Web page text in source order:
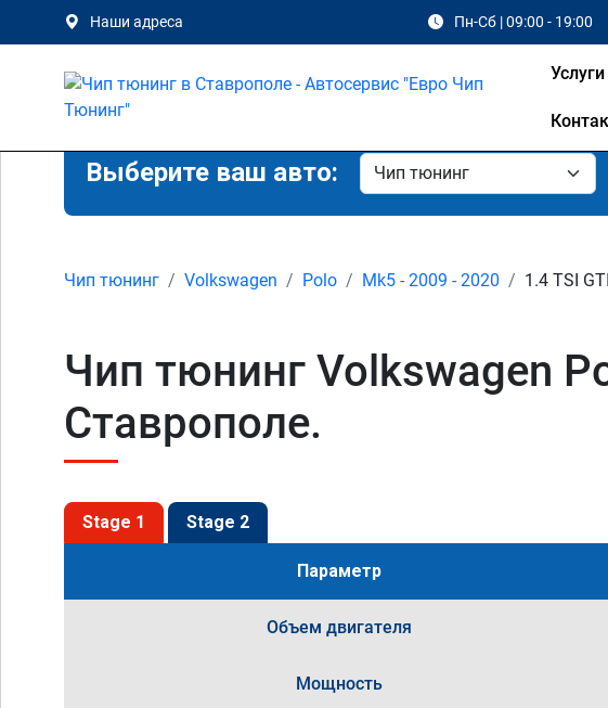
Наши адреса Пн-Сб | 09:00 - 19:00
Услуги
Выберите ваш авто:
Чип тюнинг Volkswagen Polo Mk5 - 2009 - 2020 1.4 TSI
Чип тюнинг Volkswagen
Ставрополе.
Stage 1 Stage 2
Параметр
Объем двигателя
Мощность